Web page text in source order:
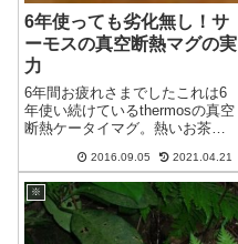
6年使っても劣化無し！サ
ーモスの真空断熱マグの実
力
6年間お疲れさまでしたこれは6
年使い続けているthermosの真空
断熱ケータイマグ。熱いお茶や
然温度が変わらないぐらい機能
的には充分なんですが、塗装が
はげたり、ところどころ凹んで
いたりと見栄えが悪いというこ
とで、...
2016.09.05 2021.04.21
※